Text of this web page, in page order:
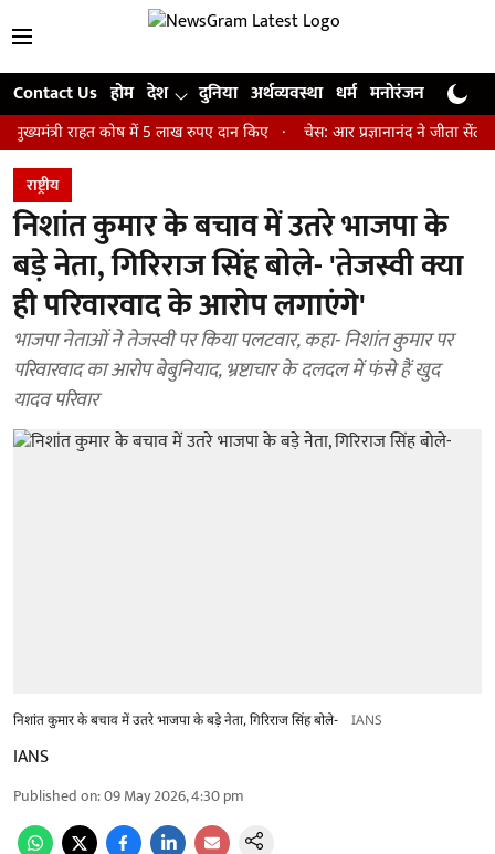
Contact Us होम देश दुनिया अर्थव्यवस्था धर्म मनोरंजन खेल
कोष में 5 लाख रुपए दान किए चेस: आर प्रज्ञानानंद ने जीता सेंट लुइस
राष्ट्रीय
निशांत कुमार के बचाव में उतरे भाजपा के
बड़े नेता, गिरिराज सिंह बोले- 'तेजस्वी क्या
ही परिवारवाद के आरोप लगाएंगे'
भाजपा नेताओं ने तेजस्वी पर किया पलटवार, कहा- निशांत कुमार पर
परिवारवाद का आरोप बेबुनियाद, भ्रष्टाचार के दलदल में फंसे हैं खुद
यादव परिवार
निशांत कुमार के बचाव में उतरे भाजपा के बड़े नेता, गिरिराज सिंह बोले- IANS
IANS
Published on:09 May 2026, 4:30 pm